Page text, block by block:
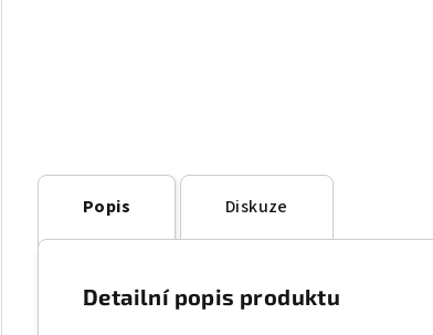
Popis Diskuze
Detailní popis produktu